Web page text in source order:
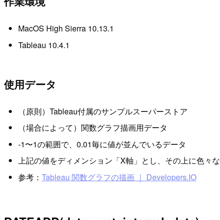
MacOS High Sierra 10.13.1
Tableau 10.4.1
使用データ
（原則）Tableau付属のサンプルスーパーストア
（場合によって）関数グラフ描画用データ
-1〜1の範囲で、0.01毎に値が並んでいるデータ
上記の値をディメンション「X軸」とし、その上に色々な
参考： Tableau 関数グラフの描画 ｜ Developers.IO